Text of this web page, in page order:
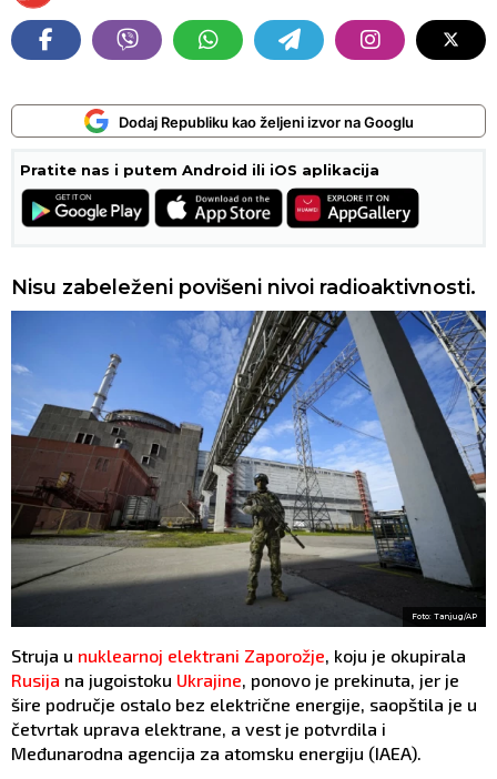
Dodaj Republiku kao željeni izvor na Googlu
Pratite nas i putem Android ili iOS aplikacija
Nisu zabeleženi povišeni nivoi radioaktivnosti.
Foto: Tanjug/AP
Struja u nuklearnoj elektrani Zaporožje, koju je okupirala
Rusija na jugoistoku Ukrajine, ponovo je prekinuta, jer je
šire područje ostalo bez električne energije, saopštila je u
četvrtak uprava elektrane, a vest je potvrdila i
Međunarodna agencija za atomsku energiju (IAEA).